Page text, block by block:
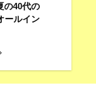
の40代の
ールイン